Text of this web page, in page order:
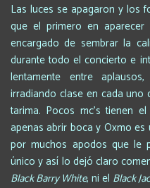
Las luces se apagaron y los
que el primero en
encargado de sembrar la
durante todo el concierto e
lentamente entre
irradiando clase en cada
tarima. Pocos mc’s tienen
apenas abrir boca y Oxmo
por muchos apodos que le
único y así lo dejó claro
Black Barry White, ni el Black